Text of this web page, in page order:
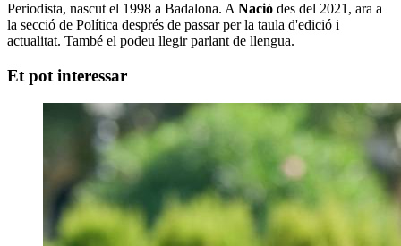
Periodista, nascut el 1998 a Badalona. ANació des del 2021, ara a
la secció de Política després de passar per la taula d'edició i
actualitat. També el podeu llegir parlant de llengua.
Et pot interessar